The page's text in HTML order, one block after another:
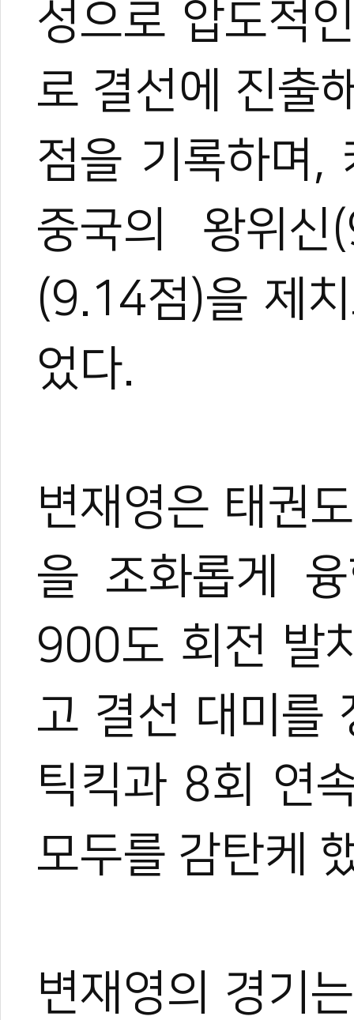
성으로 압도적
로 결선에 진출
점을 기록하며,
중국의 왕위
(9.14점)을 제
었다.
변재영은 태권
을 조화롭게
900도 회전 발
고 결선 대미를
틱킥과 8회 연
모두를 감탄케
변재영의 경기